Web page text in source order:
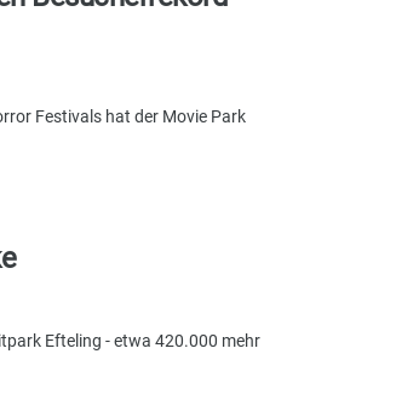
Festivals hat der Movie Park
Efteling - etwa 420.000 mehr